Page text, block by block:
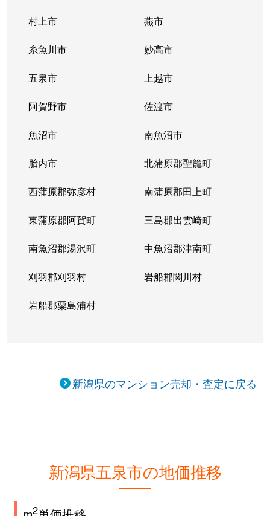
村上市 燕市
糸魚川市 妙高市
五泉市 上越市
阿賀野市 佐渡市
魚沼市 南魚沼市
胎内市 北蒲原郡聖籠町
西蒲原郡弥彦村 南蒲原郡田上町
東蒲原郡阿賀町 三島郡出雲崎町
南魚沼郡湯沢町 中魚沼郡津南町
刈羽郡刈羽村 岩船郡関川村
岩船郡粟島浦村
新潟県のマンション売却・査定に戻る
新潟県五泉市の地価推移
2